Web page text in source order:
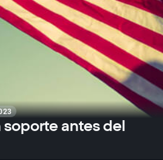
soporte antes del